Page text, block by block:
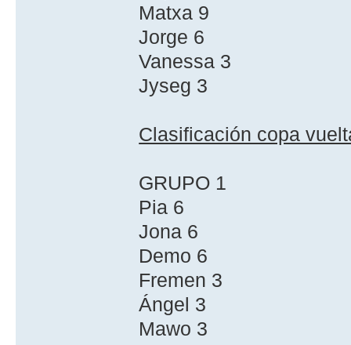
Matxa 9
Jorge 6
Vanessa 3
Jyseg 3
Clasificación copa
GRUPO 1
Pia 6
Jona 6
Demo 6
Fremen 3
Ángel 3
Mawo 3